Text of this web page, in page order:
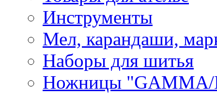
Инструменты
Мел, карандаши,
Наборы для шитья
Ножницы "GAMMA/